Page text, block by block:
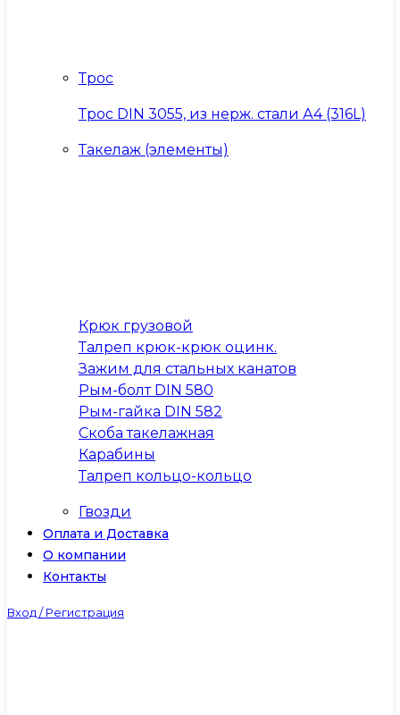
Трос
Трос DIN 3055, из нерж. стали А4 (316L)
Такелаж (элементы)
Крюк грузовой
Талреп крюк-крюк оцинк.
Зажим для стальных канатов
Рым-болт DIN 580
Рым-гайка DIN 582
Скоба такелажная
Карабины
Талреп кольцо-кольцо
Гвозди
Оплата и Доставка
О компании
Контакты
Вход / Регистрация